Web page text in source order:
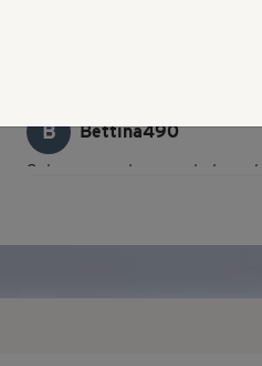
Prima Übung nach dem
B
Bettina490
Sehr angenehme und